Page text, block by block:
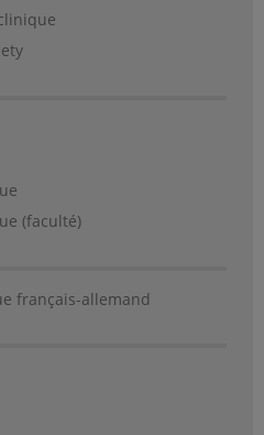
(faculté)
français-allemand